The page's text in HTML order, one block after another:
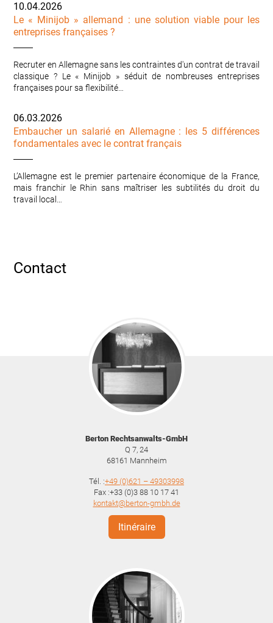
10.04.2026
Le « Minijob » allemand : une solution viable pour les
entreprises françaises ?
Recruter en Allemagne sans les contraintes d'un contrat de travail
classique ? Le « Minijob » séduit de nombreuses entreprises
françaises pour sa flexibilité…
06.03.2026
Embaucher un salarié en Allemagne : les 5 différences
fondamentales avec le contrat français
L’Allemagne est le premier partenaire économique de la France,
mais franchir le Rhin sans maîtriser les subtilités du droit du
travail local…
Contact
Berton Rechtsanwalts-GmbH
Q 7, 24
68161 Mannheim
Tél. :+49 (0)621 – 49303998
Fax :+33 (0)3 88 10 17 41
kontakt@berton-gmbh.de
Itinéraire